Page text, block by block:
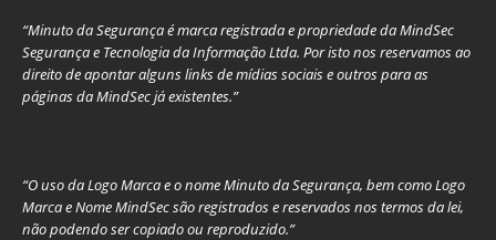
“Minuto da Segurança é marca registrada e propriedade da MindSec
Segurança e Tecnologia da Informação Ltda. Por isto nos reservamos ao
direito de apontar alguns links de mídias sociais e outros para as
páginas da MindSec já existentes.”
“O uso da Logo Marca e o nome Minuto da Segurança, bem como Logo
Marca e Nome MindSec são registrados e reservados nos termos da lei,
não podendo ser copiado ou reproduzido.”